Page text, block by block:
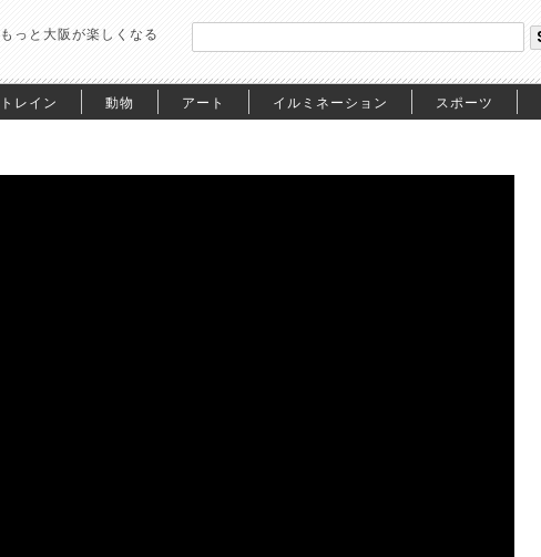
っと大阪が楽しくなる
トレイン 動物 アート イルミネーション スポーツ